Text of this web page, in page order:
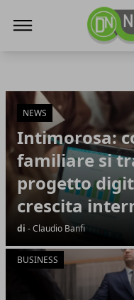
Articoli in Evidenza
NEWS
Intimorosa:
familiare si
progetto
crescita
di - Claudio Banfi
BUSINESS